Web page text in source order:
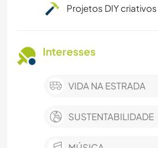
Projetos DIY criativos
Interesses
VIDA NA ESTRADA
SUSTENTABILIDADE